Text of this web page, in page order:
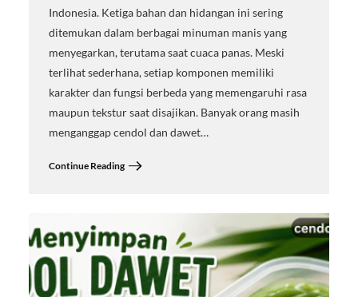
Indonesia. Ketiga bahan dan hidangan ini sering
ditemukan dalam berbagai minuman manis yang
menyegarkan, terutama saat cuaca panas. Meski
terlihat sederhana, setiap komponen memiliki
karakter dan fungsi berbeda yang memengaruhi rasa
maupun tekstur saat disajikan. Banyak orang masih
menganggap cendol dan dawet…
Continue Reading